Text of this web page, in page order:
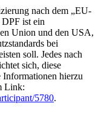
nach dem „EU-
ist ein
Union und den USA,
bei
soll. Jedes nach
sich, diese
Informationen hierzu
Link:
5780.